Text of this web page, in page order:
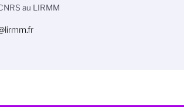
au LIRMM